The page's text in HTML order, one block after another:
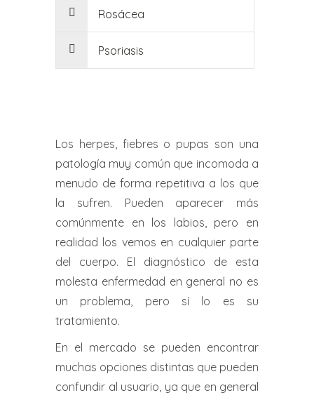
Rosácea
Psoriasis
Los herpes, fiebres o pupas son una
patología muy común que incomoda a
menudo de forma repetitiva a los que
la sufren. Pueden aparecer más
comúnmente en los labios, pero en
realidad los vemos en cualquier parte
del cuerpo. El diagnóstico de esta
molesta enfermedad en general no es
un problema, pero sí lo es su
tratamiento.
En el mercado se pueden encontrar
muchas opciones distintas que pueden
confundir al usuario, ya que en general